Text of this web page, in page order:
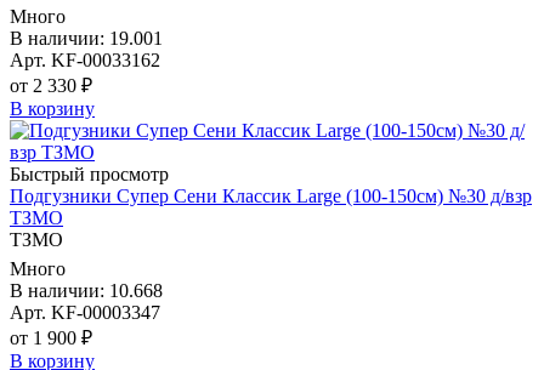
Много
В наличии: 19.001
Арт. KF-00033162
от 2 330 ₽
В корзину
Быстрый просмотр
Подгузники Супер Сени Классик Large (100-150см) №30 д/взр
ТЗМО
ТЗМО
Много
В наличии: 10.668
Арт. KF-00003347
от 1 900 ₽
В корзину